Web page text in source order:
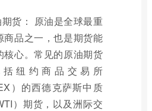
期货： 原油是全球最重
商品之一，也是期货能
核心。常见的原油期货
纽约商品交易所
）的西德克萨斯中质
）期货，以及洲际交